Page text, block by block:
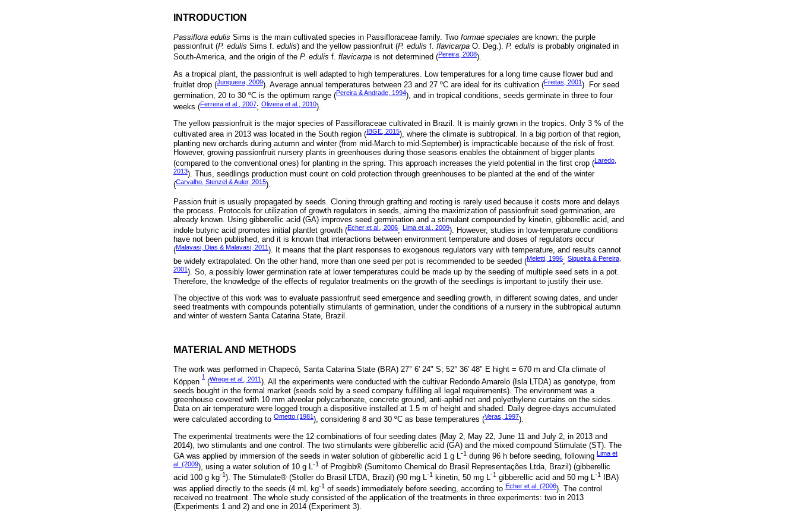
INTRODUCTION
Passiflora edulis Sims is the main cultivated species in Passifloraceae family. Two formae speciales are known: the purple
passionfruit (P. edulis Sims f. edulis) and the yellow passionfruit (P. edulis f. flavicarpa O. Deg.). P. edulis is probably originated in
South-America, and the origin of the P. edulis f. flavicarpa is not determined (Pereira, 2008).
As a tropical plant, the passionfruit is well adapted to high temperatures. Low temperatures for a long time cause flower bud and
fruitlet drop (Junqueira, 2009). Average annual temperatures between 23 and 27 ºC are ideal for its cultivation (Freitas, 2001). For seed
germination, 20 to 30 ºC is the optimum range (Pereira & Andrade, 1994), and in tropical conditions, seeds germinate in three to four
weeks (Ferreira et al., 2007; Oliveira et al., 2010).
The yellow passionfruit is the major species of Passifloraceae cultivated in Brazil. It is mainly grown in the tropics. Only 3 % of the
cultivated area in 2013 was located in the South region (IBGE, 2015), where the climate is subtropical. In a big portion of that region,
planting new orchards during autumn and winter (from mid-March to mid-September) is impracticable because of the risk of frost.
However, growing passionfruit nursery plants in greenhouses during those seasons enables the obtainment of bigger plants
(compared to the conventional ones) for planting in the spring. This approach increases the yield potential in the first crop (Laredo,
2013). Thus, seedlings production must count on cold protection through greenhouses to be planted at the end of the winter
(Carvalho, Stenzel & Auler, 2015).
Passion fruit is usually propagated by seeds. Cloning through grafting and rooting is rarely used because it costs more and delays
the process. Protocols for utilization of growth regulators in seeds, aiming the maximization of passionfruit seed germination, are
already known. Using gibberellic acid (GA) improves seed germination and a stimulant compounded by kinetin, gibberellic acid, and
indole butyric acid promotes initial plantlet growth (Echer et al., 2006; Lima et al., 2009). However, studies in low-temperature conditions
have not been published, and it is known that interactions between environment temperature and doses of regulators occur
(Malavasi, Dias & Malavasi, 2011 ). It means that the plant responses to exogenous regulators vary with temperature, and results cannot
be widely extrapolated. On the other hand, more than one seed per pot is recommended to be seeded (Meletti, 1996; Siqueira & Pereira,
2001). So, a possibly lower germination rate at lower temperatures could be made up by the seeding of multiple seed sets in a pot.
Therefore, the knowledge of the effects of regulator treatments on the growth of the seedlings is important to justify their use.
The objective of this work was to evaluate passionfruit seed emergence and seedling growth, in different sowing dates, and under
seed treatments with compounds potentially stimulants of germination, under the conditions of a nursery in the subtropical autumn
and winter of western Santa Catarina State, Brazil.
MATERIAL AND METHODS
The work was performed in Chapecó, Santa Catarina State (BRA) 27° 6' 24" S; 52° 36' 48" E hight = 670 m and Cfa climate of
Köppen
1
(Wrege et al., 2011). All the experiments were conducted with the cultivar Redondo Amarelo (Isla LTDA) as genotype, from
seeds bought in the formal market (seeds sold by a seed company fulfilling all legal requirements). The environment was a
greenhouse covered with 10 mm alveolar polycarbonate, concrete ground, anti-aphid net and polyethylene curtains on the sides.
Data on air temperature were logged trough a dispositive installed at 1.5 m of height and shaded. Daily degree-days accumulated
were calculated according to Ometto (1981), considering 8 and 30 ºC as base temperatures (Veras, 1997).
The experimental treatments were the 12 combinations of four seeding dates (May 2, May 22, June 11 and July 2, in 2013 and
2014), two stimulants and one control. The two stimulants were gibberellic acid (GA) and the mixed compound Stimulate (ST). The
GA was applied by immersion of the seeds in water solution of gibberellic acid 1 g L-1 during 96 h before seeding, following Lima et
al. (2009), using a water solution of 10 g L-1 of Progibb® (Sumitomo Chemical do Brasil Representações Ltda, Brazil) (gibberellic
acid 100 g kg-1). The Stimulate® (Stoller do Brasil LTDA, Brazil) (90 mg L-1 kinetin, 50 mg L-1 gibberellic acid and 50 mg L-1
IBA)
was applied directly to the seeds (4 mL kg-1 of seeds) immediately before seeding, according to Echer et al. (2006). The control
received no treatment. The whole study consisted of the application of the treatments in three experiments: two in 2013
(Experiments 1 and 2) and one in 2014 (Experiment 3).